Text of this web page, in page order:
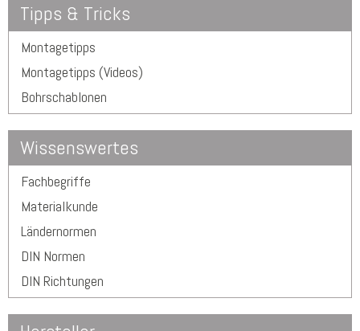
Tipps & Tricks
Montagetipps
Montagetipps (Videos)
Bohrschablonen
Wissenswertes
Fachbegriffe
Materialkunde
Ländernormen
DIN Normen
DIN Richtungen